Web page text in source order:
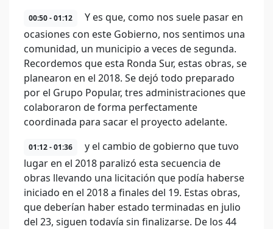
00:50 - 01:12
Y es que, como nos suele pasar en
ocasiones con este Gobierno, nos sentimos una
comunidad, un municipio a veces de segunda.
Recordemos que esta Ronda Sur, estas obras, se
planearon en el 2018. Se dejó todo preparado
por el Grupo Popular, tres administraciones que
colaboraron de forma perfectamente
coordinada para sacar el proyecto adelante.
01:12 - 01:36
y el cambio de gobierno que tuvo
lugar en el 2018 paralizó esta secuencia de
obras llevando una licitación que podía haberse
iniciado en el 2018 a finales del 19. Estas obras,
que deberían haber estado terminadas en julio
del 23, siguen todavía sin finalizarse. De los 44